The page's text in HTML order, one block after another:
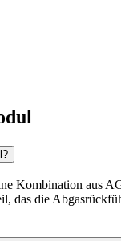
Kombination aus
das die